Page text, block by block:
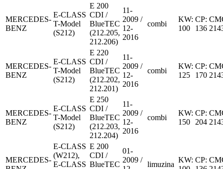
MERCEDES-
BENZ
E-CLASS
T-Model
(S212)
E 200
CDI /
BlueTEC
(212.205,
212.206)
11-
2009 /
12-
2016
combi
KW:
100
CP:
136
MERCEDES-
BENZ
E-CLASS
T-Model
(S212)
E 220
CDI /
BlueTEC
(212.202,
212.201)
11-
2009 /
12-
2016
combi
KW:
125
CP:
170
MERCEDES-
BENZ
E-CLASS
T-Model
(S212)
E 250
CDI /
BlueTEC
(212.203,
212.204)
11-
2009 /
12-
2016
combi
KW:
150
CP:
204
MERCEDES-
E-CLASS
(W212),
E-CLASS
E 200
CDI /
BlueTEC
01-
2009 /
limuzina
KW: CP: